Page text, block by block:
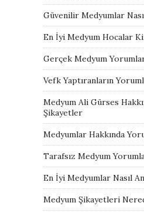
Güvenilir Medyumlar
En İyi Medyum Hocalar
Gerçek Medyum
Vefk Yaptıranların
Medyum Ali Gürses
Şikayetler
Medyumlar Hakkında
Tarafsız Medyum
En İyi Medyumlar Nasıl
Medyum Şikayetleri